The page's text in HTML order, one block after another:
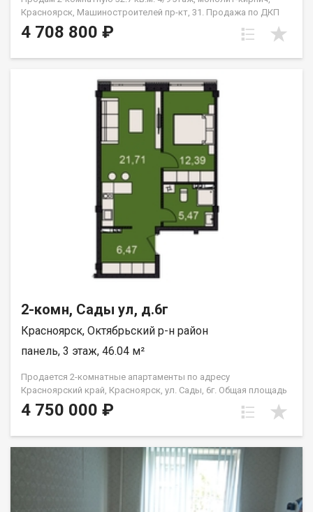
Красноярск, Машиностроителей пр-кт, 31. Продажа по ДКП
НЕ ОТ ЗАСТРОЙЩИКА
4 708 800 ₽
2-комн, Сады ул, д.6г
Красноярск, Октябрьский р-н район
панель, 3 этаж, 46.04 м²
Продается 2-комнатные апартаменты по адресу
Красноярский край, Красноярск, ул. Сады, 6г. Общая площадь
квартиры — 46,04 кв.м., Апартаменты предлагаются как
универсальный вид недвижимости: - для собственного
бизнеса. В экологически чистом районе. Возможна ипотека.
4 750 000 ₽